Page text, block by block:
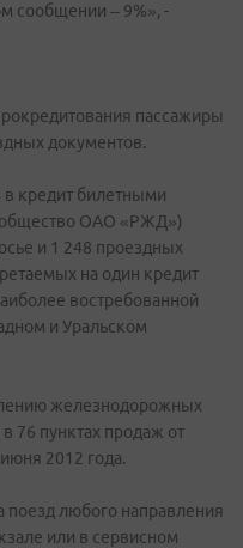
сообщении – 9%», -
пассажиры
документов.
кредит билетными
ОАО «РЖД»)
и 1 248 проездных
на один кредит
востребованной
и Уральском
железнодорожных
76 пунктах продаж от
2012 года.
любого направления
или в сервисном